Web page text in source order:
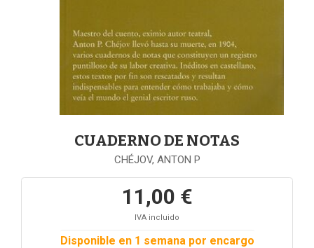
CUADERNO DE NOTAS
CHÉJOV, ANTON P
11,00 €
IVA incluido
Disponible en 1 semana por encargo